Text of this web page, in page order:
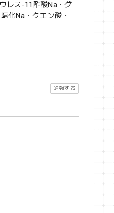
レス-11酢酸Na・グ
化Na・クエン酸・
通報する